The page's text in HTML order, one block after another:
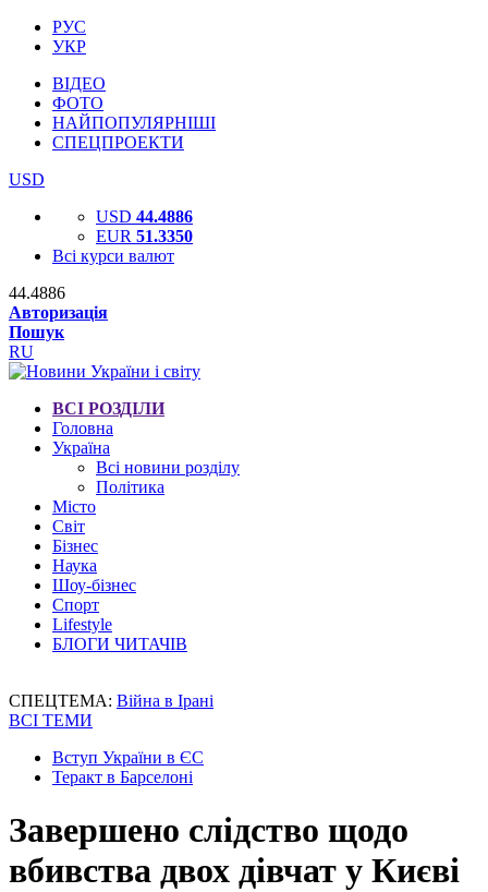
РУС
УКР
ВІДЕО
ФОТО
НАЙПОПУЛЯРНІШІ
СПЕЦПРОЕКТИ
USD
USD 44.4886
EUR 51.3350
Всі курси валют
44.4886
Авторизація
Пошук
RU
ВСІ РОЗДІЛИ
Головна
Україна
Всі новини розділу
Політика
Місто
Світ
Бізнес
Наука
Шоу-бізнес
Спорт
Lifestyle
БЛОГИ ЧИТАЧІВ
СПЕЦТЕМА: Війна в Ірані
ВСІ ТЕМИ
Вступ України в ЄС
Теракт в Барселоні
Завершено слідство щодо
вбивства двох дівчат у Києві